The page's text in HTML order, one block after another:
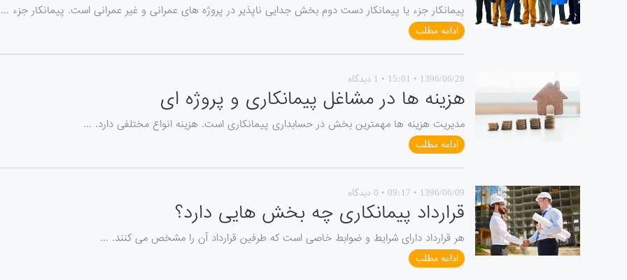
پیمانکار جزء یا پیمانکار دست دوم بخش جدایی ناپذیر در پروژه های عمرانی و غیر عمرانی است. پیمانکار جزء ...
ادامه مطلب
1396/06/28 • 15:01 • 1 دیدگاه
هزینه ها در مشاغل پیمانکاری و پروژه ای
مدیریت هزینه ها مهمترین بخش در حسابداری پیمانکاری است. هزینه انواع مختلفی دارد. ...
ادامه مطلب
1396/06/09 • 09:17 • 0 دیدگاه
قرارداد پیمانکاری چه بخش هایی دارد؟
هر قرارداد دارای شرایط و ضوابط خاصی است که طرفین قرارداد آن را مشخص می کنند. ...
ادامه مطلب